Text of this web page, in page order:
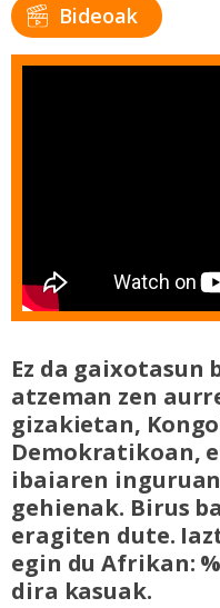
Bideoak
Ez da gaixotasun
atzeman zen
gizakietan,
Demokratikoan,
ibaiaren
gehienak. Birus
eragiten dute.
egin du Afrikan:
dira kasuak.